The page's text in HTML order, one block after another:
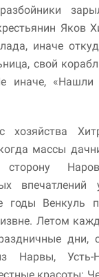
разбойники
Яков
иначе
свой
иначе,
хозяйства
массы
впечатлений
годы Венкуль
Летом
дни,
Нарвы, Усть-